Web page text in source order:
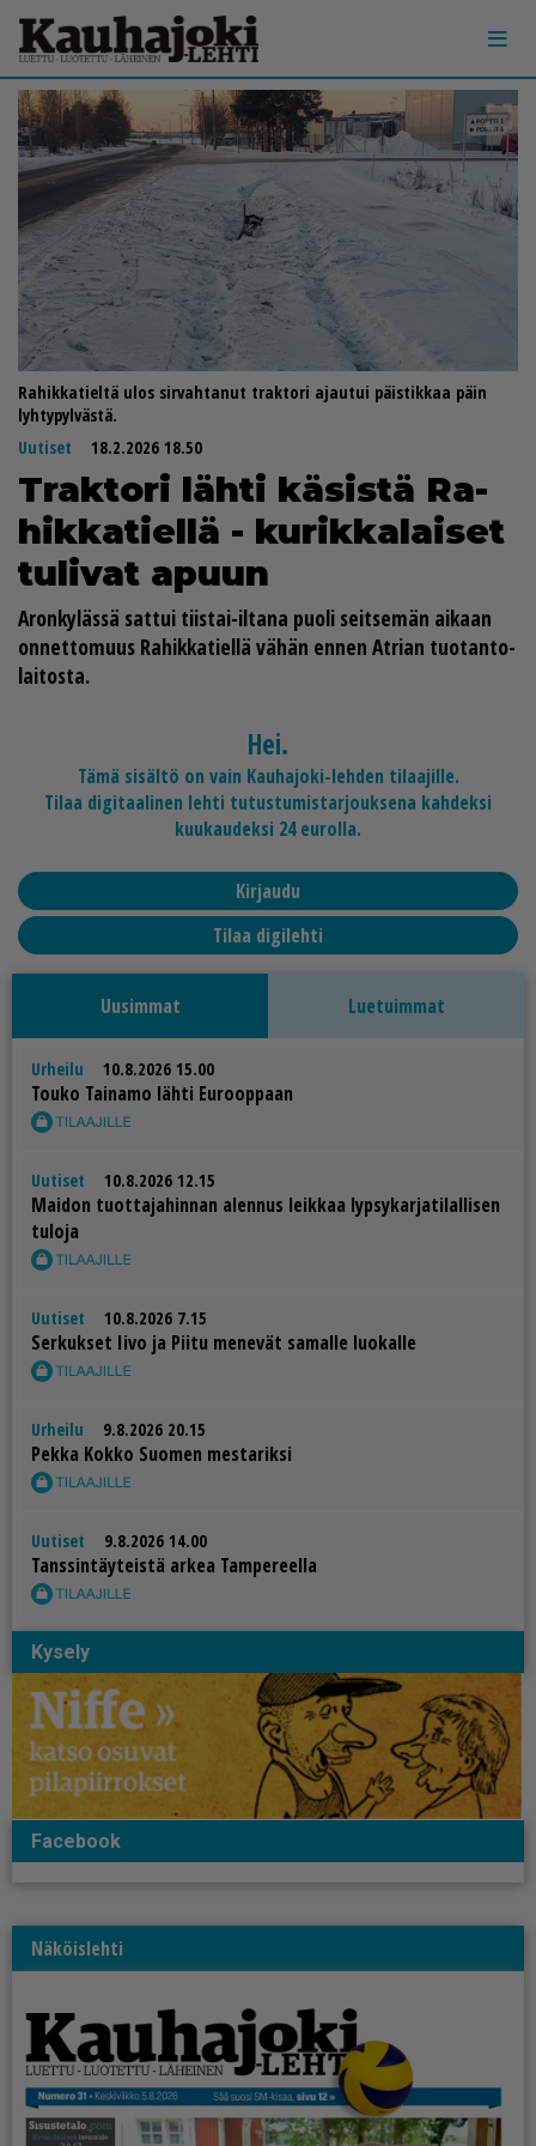
Rahikkatieltä ulos sirvahtanut traktori ajautui päistikkaa päin
lyhtypylvästä.
Uutiset
18.2.2026 18.50
Trak­to­ri läh­ti kä­sis­tä Ra­
hik­ka­tiel­lä - ku­rik­ka­lai­set
tu­li­vat apuun
Aron­ky­läs­sä sat­tui tiis­tai-il­ta­na puo­li seit­se­män ai­kaan
on­net­to­muus Ra­hik­ka­tiel­lä vä­hän en­nen At­ri­an tuo­tan­to­
lai­tos­ta.
Hei.
Tämä sisältö on vain Kauhajoki-lehden tilaajille.
Tilaa digitaalinen lehti tutustumistarjouksena kahdeksi
kuukaudeksi 24 eurolla.
Kirjaudu
Tilaa digilehti
Uusimmat Luetuimmat
Urheilu 10.8.2026 15.00
Tou­ko Tai­na­mo läh­ti Eu­roop­paan
Uutiset 10.8.2026 12.15
Mai­don tuot­ta­ja­hin­nan alen­nus leik­kaa lyp­sy­kar­ja­ti­lal­li­sen
tu­lo­ja
Uutiset 10.8.2026 7.15
Ser­kuk­set Ii­vo ja Pii­tu me­ne­vät sa­mal­le luo­kal­le
Urheilu 9.8.2026 20.15
Pek­ka Kok­ko Suo­men mes­ta­rik­si
Uutiset 9.8.2026 14.00
Tans­sin­täy­teis­tä ar­kea Tam­pe­reel­la
Kysely
Facebook
Näköislehti